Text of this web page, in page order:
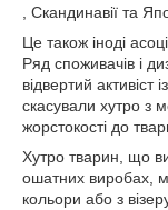
, Скандинавії та
Це також іноді
Ряд споживачів і
відвертий активіст
скасували хутро з
жорстокості до
Хутро тварин, що
ошатних виробах,
кольори або з